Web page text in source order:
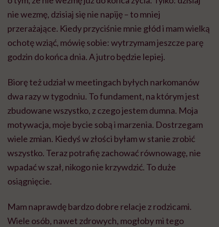
nie wezmę, dzisiaj się nie napiję – to mniej
przerażające. Kiedy przyciśnie mnie głód i mam wielką
ochotę wziąć, mówię sobie: wytrzymam jeszcze parę
godzin do końca dnia. A jutro będzie lepiej.
Biorę też udział w meetingach byłych narkomanów
dwa razy w tygodniu. To fundament, na którym jest
zbudowane wszystko, z czego jestem dumna. Moja
motywacja, moje bycie sobą i marzenia. Dostrzegam
wiele zmian. Kiedyś w złości byłam w stanie zrobić
wszystko. Teraz potrafię zachować równowagę, nie
wpadać w szał, nikogo nie krzywdzić. To duże
osiągnięcie.
Mam naprawdę bardzo dobre relacje z rodzicami.
Wiele osób, nawet zdrowych, mogłoby mi tego